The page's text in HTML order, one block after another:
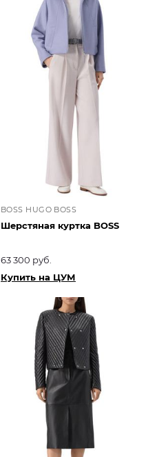
BOSS HUGO BOSS
Шерстяная куртка BOSS
63 300 руб.
Купить на ЦУМ